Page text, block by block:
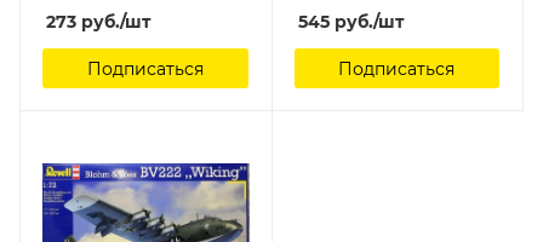
273 руб./шт
Подписаться
545руб./шт
Подписаться